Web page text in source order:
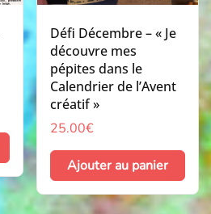
Défi Décembre – « Je
découvre mes
pépites dans le
Calendrier de l’Avent
créatif »
25.00€
Ajouter au panier